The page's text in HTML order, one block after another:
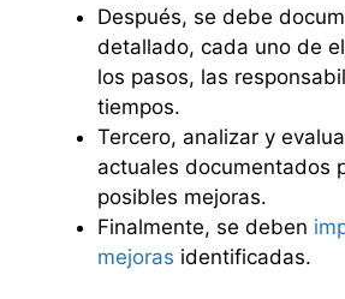
Después, se debe
detallado, cada uno de
los pasos, las
tiempos.
Tercero, analizar y
actuales documentados
posibles mejoras.
Finalmente, se deben
mejoras identificadas.